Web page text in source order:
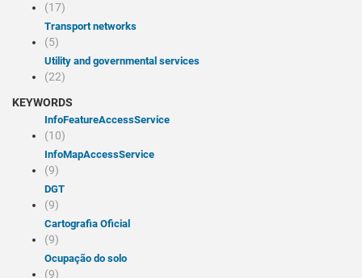
(17)
Transport networks
(5)
Utility and governmental services
(22)
KEYWORDS
infoFeatureAccessService
(10)
infoMapAccessService
(9)
DGT
(9)
Cartografia Oficial
(9)
Ocupação do solo
(9)